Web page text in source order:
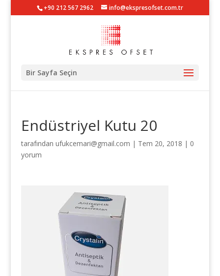
+90 212 567 2962 info@ekspresofset.com.tr
Bir Sayfa Seçin
Endüstriyel Kutu 20
tarafından ufukcemari@gmail.com | Tem 20, 2018 | 0
yorum